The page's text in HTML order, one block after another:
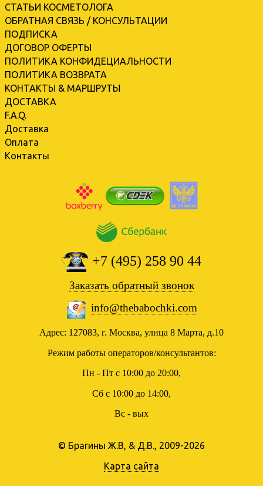
СТАТЬИ КОСМЕТОЛОГА
ОБРАТНАЯ СВЯЗЬ / КОНСУЛЬТАЦИИ
ПОДПИСКА
ДОГОВОР ОФЕРТЫ
ПОЛИТИКА КОНФИДЕЦИАЛЬНОСТИ
ПОЛИТИКА ВОЗВРАТА
КОНТАКТЫ & МАРШРУТЫ
ДОСТАВКА
F.A.Q.
Доставка
Оплата
Контакты
+7 (495) 258 90 44
Заказать обратный звонок
info@thebabochki.com
Адрес: 127083, г. Москва, улица 8 Марта, д.10
Режим работы операторов/консультантов:
Пн - Пт с 10:00 до 20:00,
Сб с 10:00 до 14:00,
Вс - вых
© Брагины Ж.В, & Д.В., 2009-2026
Карта сайта